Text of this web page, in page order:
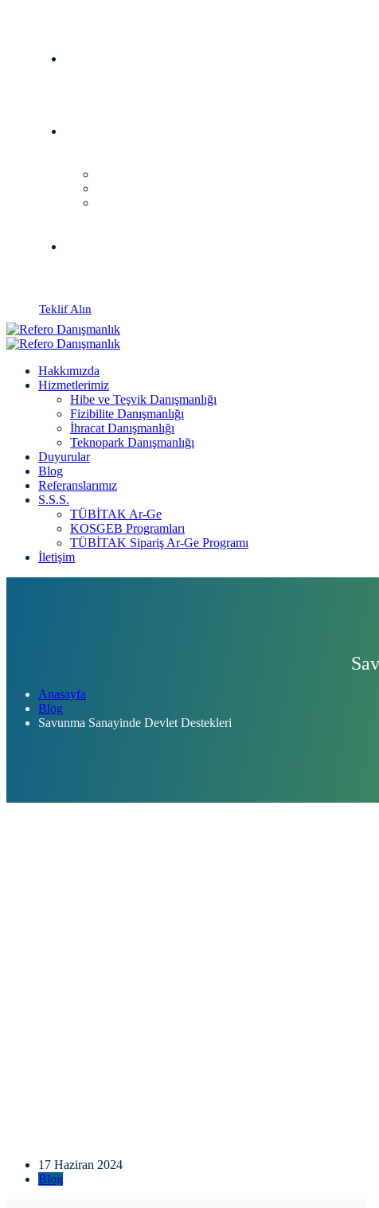
Teklif Alın
Hakkımızda
Hizmetlerimiz
Hibe ve Teşvik Danışmanlığı
Fizibilite Danışmanlığı
İhracat Danışmanlığı
Teknopark Danışmanlığı
Duyurular
Blog
Referanslarımız
S.S.S.
TÜBİTAK Ar-Ge
KOSGEB Programları
TÜBİTAK Sipariş Ar-Ge Programı
İletişim
Anasayfa
Blog
Savunma Sanayinde Devlet Destekleri
17 Haziran 2024
Blog